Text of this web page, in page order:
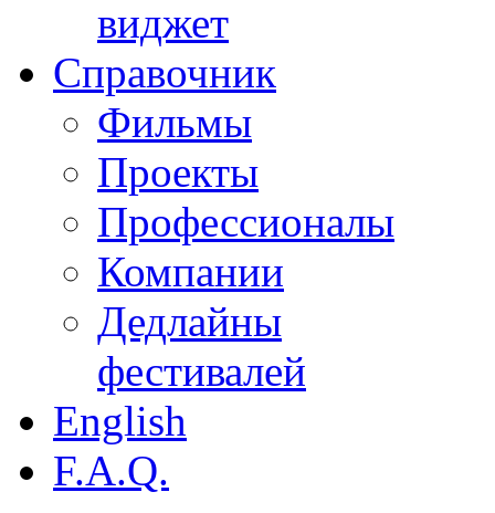
виджет
Справочник
Фильмы
Проекты
Профессионалы
Компании
Дедлайны
фестивалей
English
F.A.Q.